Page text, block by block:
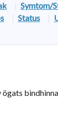
| Symtom/
| Status |